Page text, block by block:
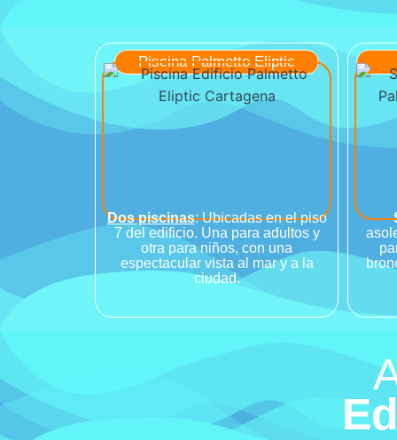
Piscina Palmetto Eliptic
Dos piscinas: Ubicadas en el piso
7 del edificio. Una para adultos y
otra para niños, con una
espectacular vista al mar y a la
ciudad.